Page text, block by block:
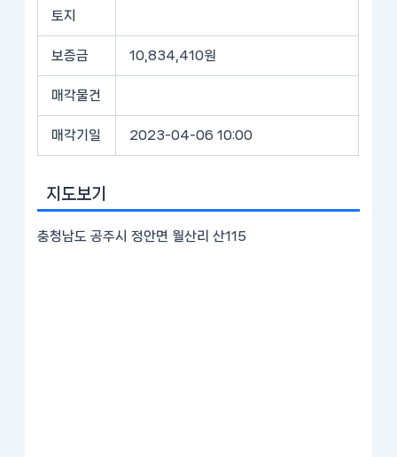
토지
보증금 10,834,410원
매각물건
매각기일 2023-04-06 10:00
지도보기
충청남도 공주시 정안면 월산리 산115